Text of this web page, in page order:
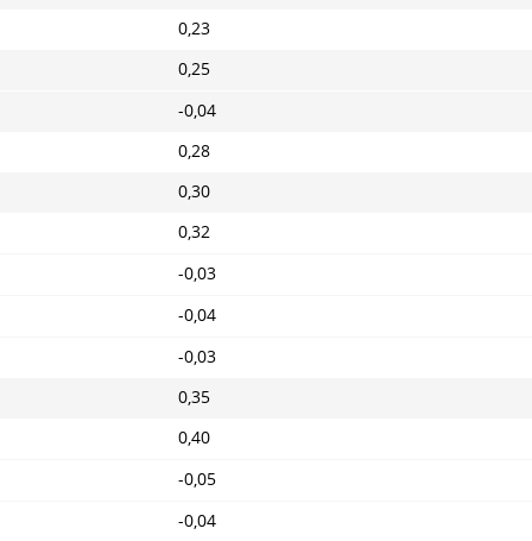
0,23
0,25
-0,04
0,28
0,30
0,32
-0,03
-0,04
-0,03
0,35
0,40
-0,05
-0,04